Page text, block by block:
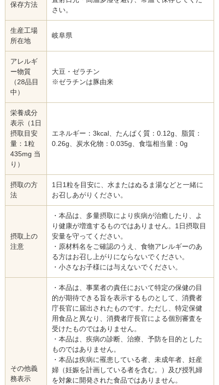
保存方法
さい。
生産工場
所在地
岐阜県
アレルギ
ー物質
（28品目
中）
大豆・ゼラチン
※ゼラチンは豚由来
栄養成分
表示（1日
摂取目安
量：1粒
435mg 当
り）
エネルギー：3kcal、たんぱく質：0.12g、脂質：
0.26g、炭水化物：0.035g、食塩相当量：0g
摂取の方
法
1日1粒を目安に、水またはぬるま湯などと一緒に
お召しあがりください。
摂取上の
注意
・本品は、多量摂取により疾病が治癒したり、よ
り健康が増進するものではありません。1日摂取目
安量を守ってください。
・原材料名をご確認のうえ、食物アレルギーのあ
る方はお召し上がりにならないでください。
・小さなお子様には与えないでください。
その他義
務表示
・本品は、事業者の責任において特定の保健の目
的が期待できる旨を表示するものとして、消費者
庁長官に届出されたものです。ただし、特定保健
用食品と異なり、消費者庁長官による個別審査を
受けたものではありません。
・本品は、疾病の診断、治療、予防を目的とした
ものではありません。
・本品は疾病に罹患している者、未成年者、妊産
婦（妊娠を計画している者を含む。）及び授乳婦
を対象に開発された食品ではありません。